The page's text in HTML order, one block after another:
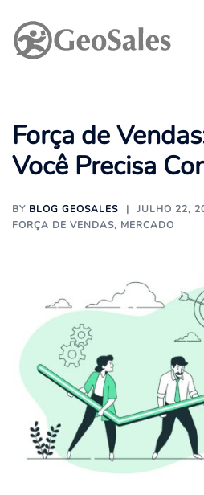
para
Força de
Você Precisa
BY BLOG GEOSALES
JULHO 22,
FORÇA DE VENDAS, MERCADO